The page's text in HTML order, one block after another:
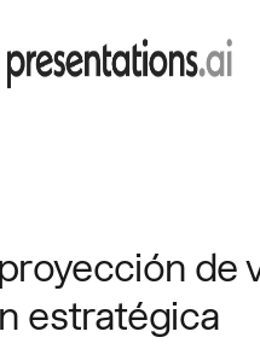
de
estratégica